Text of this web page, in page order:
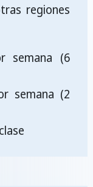
regiones
semana (6
semana (2